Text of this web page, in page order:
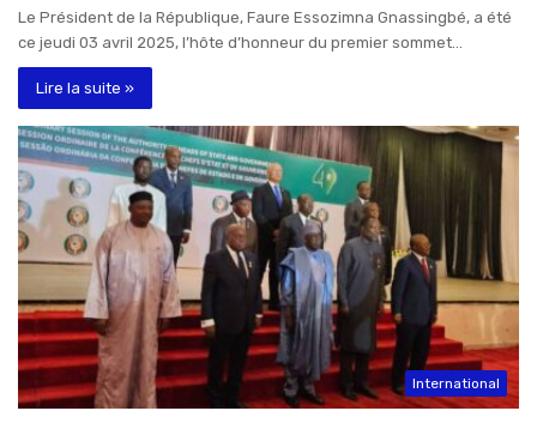
Le Président de la République, Faure Essozimna Gnassingbé, a été
ce jeudi 03 avril 2025, l’hôte d’honneur du premier sommet…
Lire la suite »
International